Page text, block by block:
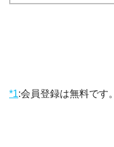
*1:会員登録は無料です。